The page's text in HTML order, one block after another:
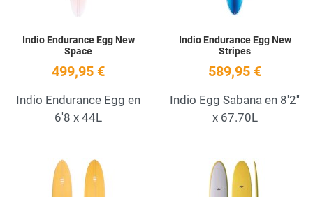
Indio Endurance Egg New
Space
499,95 €
Indio Endurance Egg en
6'8 x 44L
Indio Endurance Egg New
Stripes
589,95 €
Indio Egg Sabana en 8'2''
x 67.70L
Add to Wishlist